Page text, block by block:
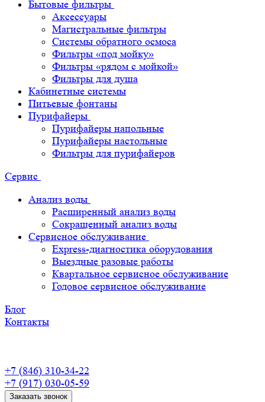
Бытовые фильтры
Аксессуары
Магистральные фильтры
Системы обратного осмоса
Фильтры «под мойку»
Фильтры «рядом с мойкой»
Фильтры для душа
Кабинетные системы
Питьевые фонтаны
Пурифайеры
Пурифайеры напольные
Пурифайеры настольные
Фильтры для пурифайеров
Сервис
Анализ воды
Расширенный анализ воды
Сокращенный анализ воды
Сервисное обслуживание
Express-диагностика оборудования
Выездные разовые работы
Квартальное сервисное обслуживание
Годовое сервисное обслуживание
Блог
Контакты
+7 (846) 310-34-22
+7 (917) 030-05-59
Заказать звонок